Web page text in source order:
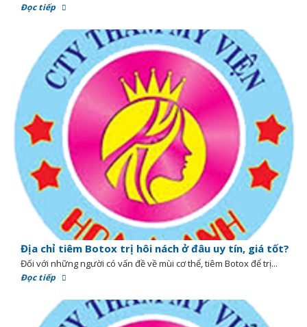
Đọc tiếp
Địa chỉ tiêm Botox trị hôi nách ở đâu uy tín, giá tốt?
Đối với những người có vấn đề về mùi cơ thể, tiêm Botox để trị...
Đọc tiếp